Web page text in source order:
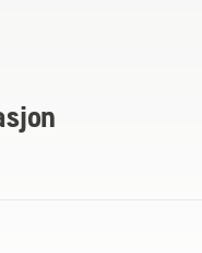
bidrar til å
og sikrer
mulig for din